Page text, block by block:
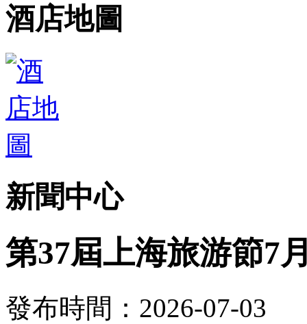
酒店地圖
新聞中心
第37屆上海旅游節7
發布時間：2026-07-03